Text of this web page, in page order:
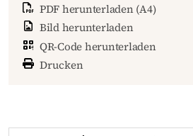
PDF herunterladen (A4)
Bild herunterladen
QR-Code herunterladen
Drucken